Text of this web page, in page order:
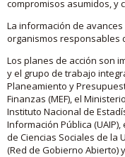
compromisos asumidos, y
La información de
organismos responsables
Los planes de acción son
y el grupo de trabajo
Planeamiento y
Finanzas (MEF), el
Instituto Nacional de
Información Pública
de Ciencias Sociales de la
(Red de Gobierno Abierto) y